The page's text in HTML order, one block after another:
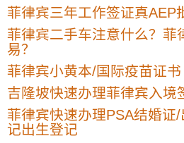
菲律宾三年工作签证真AEP
菲律宾二手车注意什么？菲
易？
菲律宾小黄本/国际疫苗证
吉隆坡快速办理菲律宾入境
菲律宾快速办理PSA结婚证
记出生登记